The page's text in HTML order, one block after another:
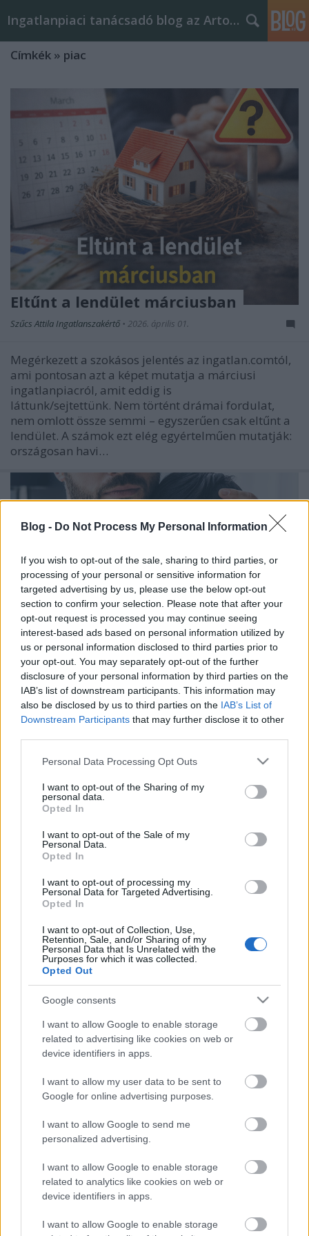
Blog - Do Not Process My Personal Information
If you wish to opt-out of the sale, sharing to third parties, or
processing of your personal or sensitive information for
targeted advertising by us, please use the below opt-out
section to confirm your selection. Please note that after your
opt-out request is processed you may continue seeing
interest-based ads based on personal information utilized by
us or personal information disclosed to third parties prior to
your opt-out. You may separately opt-out of the further
disclosure of your personal information by third parties on the
IAB’s list of downstream participants. This information may
also be disclosed by us to third parties on the IAB’s List of
Downstream Participants that may further disclose it to other
Please note that this website/app uses one or more Google
not limited to your visit or usage behaviour. You may click to
grant or deny consent to Google and its third-party tags to
use your data for below specified purposes in below Google
consent section.
Personal Data Processing Opt Outs
I want to opt-out of the Sharing of my
personal data.
Opted In
I want to opt-out of the Sale of my
Personal Data.
Opted In
I want to opt-out of processing my
Personal Data for Targeted Advertising.
Opted In
I want to opt-out of Collection, Use,
Retention, Sale, and/or Sharing of my
Personal Data that Is Unrelated with the
Purposes for which it was collected.
Opted Out
Google consents
I want to allow Google to enable storage
related to advertising like cookies on web or
device identifiers in apps.
I want to allow my user data to be sent to
Google for online advertising purposes.
I want to allow Google to send me
personalized advertising.
I want to allow Google to enable storage
related to analytics like cookies on web or
device identifiers in apps.
I want to allow Google to enable storage
Ingatlanpiaci tanácsadó blog az Arton Home-tól
Címkék » piac
Eltűnt a lendület márciusban
Szűcs Attila Ingatlanszakértő • 2026. április 01.
Megérkezett a szokásos jelentés az ingatlan.comtól,
ami pontosan azt a képet mutatja a márciusi
ingatlanpiacról, amit eddig is
láttunk/sejtettünk. Nem történt drámai fordulat,
nem omlott össze semmi – egyszerűen csak eltűnt a
lendület. A számok ezt elég egyértelműen mutatják:
országosan havi…
A hitelfelvételeket is hazavágta a
háború - mutatom mennyire
Szűcs Attila Ingatlanszakértő 2022. március 09.
Remek elemzést írt a portfolio és a bankmonitor
arról, hogy mennyire nehéz lett felvenni
lakáshiteleket a háború előtti időszakhoz képest -
számokkal alátámasztva, most egy összefoglaló
kamatstop Ha csak egy évet megyek vissza az
időben, az átlag kamat 5…
Ingatlanbizz! 2020 június - videó és
podcast 1 órában a hónap
legfontosabb ingatlanos
történéseiről
Szűcs Attila Ingatlanszakértő• 2020. július 18.
Sziasztok!Mostantól minden hónapban megjelenik